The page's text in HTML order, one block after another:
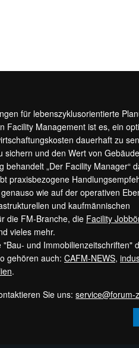
für lebenszyklusorientierte
Facility Management ist es, ein
dauerhaft zu
und den Wert von
„Der Facility Manager“
praxisbezogene
wie auf der operativen
und kaufmännischen
die FM-Branche, die Facility
vieles mehr.
"Bau- und Immobilienzeitschriften"
gehören auch: CAFM-NEWS,
.
Sie uns:service@forum-